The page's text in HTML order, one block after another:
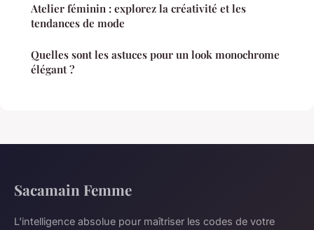
Atelier féminin : explorez la créativité et les
tendances de mode
Quelles sont les astuces pour un look monochrome
élégant ?
Sacamain Femme
L'intelligence absolue pour maîtriser les codes de votre